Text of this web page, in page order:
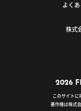
よくあ
株式
2026
このサイトに
著作権は株式